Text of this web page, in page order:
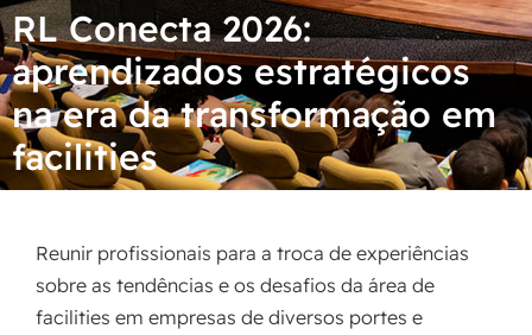
RL Conecta 2026:
aprendizados estratégicos
na era da transformação em
facilities
Reunir profissionais para a troca de experiências
sobre as tendências e os desafios da área de
facilities em empresas de diversos portes e